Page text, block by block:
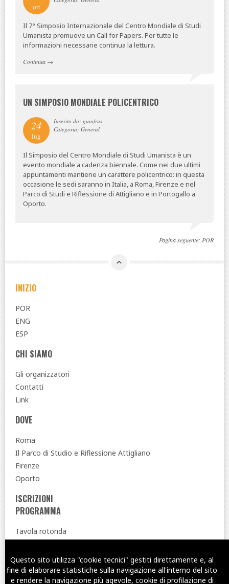
Questo sito utilizza "cookie tecnici" gestiti direttamente e, al
fine di elaborare statistiche sulla navigazione all'interno del sito
e rendere la navigazione più agevole, cookie di profilazione di
ott
Il 7° Simposio Internazionale del Centro Mondiale di Studi
Umanista promuove un Call for Papers. Per tutte le
informazioni necessarie continua la lettura.
Continua →
UN SIMPOSIO MONDIALE POLICENTRICO
24
lug
Inserito da: gianfrus
Categoria: General
Il Simposio del Centro Mondiale di Studi Umanista è un
evento mondiale a cadenza biennale. Come nei due ultimi
appuntamenti mantiene un carattere policentrico: in questa
occasione le sedi saranno in Italia, a Roma, Firenze e nel
Parco di Studi e Riflessione di Attigliano e in Portogallo a
Oporto.
Pagina seguente: POR
INIZIO
POR
ENG
ESP
CHI SIAMO
Gli organizzatori
Contatti
Link
DOVE
Roma
Il Parco di Studio e Riflessione Attigliano
Firenze
Oporto
ISCRIZIONI
PROGRAMMA
Tavola rotonda
Twitter
Facebook